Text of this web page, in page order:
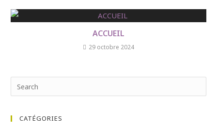
ACCUEIL
29 octobre 2024
CATÉGORIES